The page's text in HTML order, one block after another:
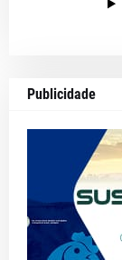
Publicidade